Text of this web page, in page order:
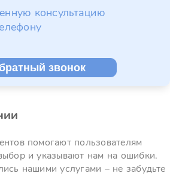
консультацию
звонок
помогают пользователям
и указывают нам на ошибки.
нашими услугами – не забудьте